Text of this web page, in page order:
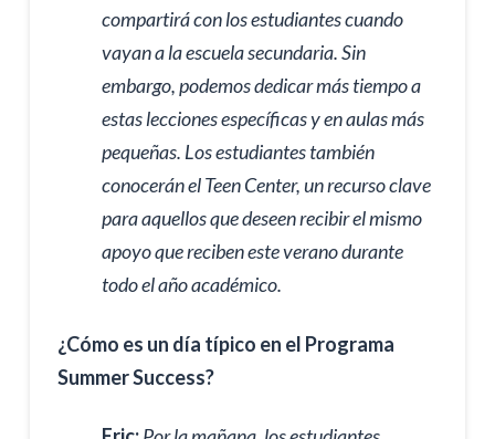
compartirá con los estudiantes cuando
vayan a la escuela secundaria. Sin
embargo, podemos dedicar más tiempo a
estas lecciones específicas y en aulas más
pequeñas. Los estudiantes también
conocerán el Teen Center, un recurso clave
para aquellos que deseen recibir el mismo
apoyo que reciben este verano durante
todo el año académico.
¿Cómo es un día típico en el Programa
Summer Success?